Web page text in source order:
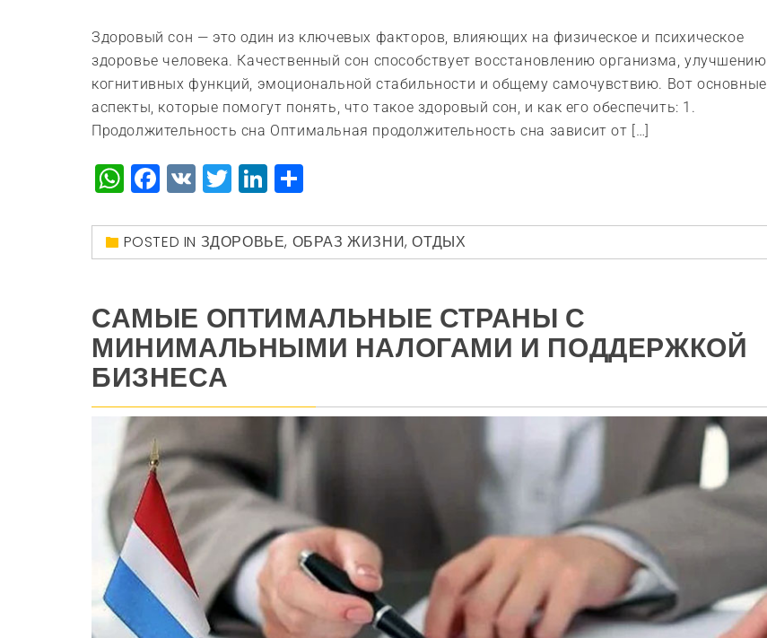
Здоровый сон — это один из ключевых факторов, влияющих на физическое и психическое
здоровье человека. Качественный сон способствует восстановлению организма, улучшению
когнитивных функций, эмоциональной стабильности и общему самочувствию. Вот основные
аспекты, которые помогут понять, что такое здоровый сон, и как его обеспечить: 1.
Продолжительность сна Оптимальная продолжительность сна зависит от […]
WhatsApp
Facebook
VK TwitterLinkedIn
POSTED IN ЗДОРОВЬЕ, ОБРАЗ ЖИЗНИ,ОТДЫХ
САМЫЕ ОПТИМАЛЬНЫЕ СТРАНЫ С
МИНИМАЛЬНЫМИ НАЛОГАМИ И ПОДДЕРЖКОЙ
БИЗНЕСА